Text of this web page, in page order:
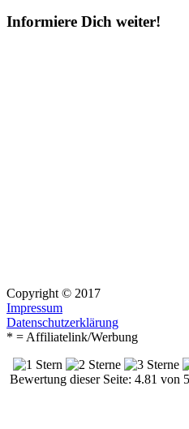
Informiere Dich weiter!
Copyright © 2017
Impressum
Datenschutzerklärung
* = Affiliatelink/Werbung
Bewertung dieser Seite: 4.81 von